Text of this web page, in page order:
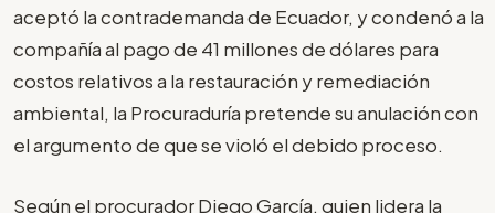
aceptó la contrademanda de Ecuador, y condenó a la
compañía al pago de 41 millones de dólares para
costos relativos a la restauración y remediación
ambiental, la Procuraduría pretende su anulación con
el argumento de que se violó el debido proceso.
Según el procurador Diego García, quien lidera la